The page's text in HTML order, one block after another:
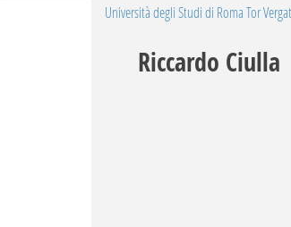
Università degli Studi di Roma Tor
Riccardo Ciulla